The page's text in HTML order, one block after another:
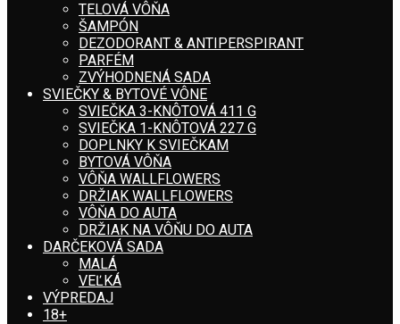
TELOVÁ VÔŇA
ŠAMPÓN
DEZODORANT & ANTIPERSPIRANT
PARFÉM
ZVÝHODNENÁ SADA
SVIEČKY & BYTOVÉ VÔNE
SVIEČKA 3-KNÔTOVÁ 411 G
SVIEČKA 1-KNÔTOVÁ 227 G
DOPLNKY K SVIEČKAM
BYTOVÁ VÔŇA
VÔŇA WALLFLOWERS
DRŽIAK WALLFLOWERS
VÔŇA DO AUTA
DRŽIAK NA VÔŇU DO AUTA
DARČEKOVÁ SADA
MALÁ
VEĽKÁ
VÝPREDAJ
18+